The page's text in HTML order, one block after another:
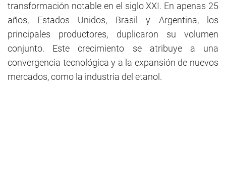
transformación notable en el siglo XXI. En apenas 25
años, Estados Unidos, Brasil y Argentina, los
principales productores, duplicaron su volumen
conjunto. Este crecimiento se atribuye a una
convergencia tecnológica y a la expansión de nuevos
mercados, como la industria del etanol.